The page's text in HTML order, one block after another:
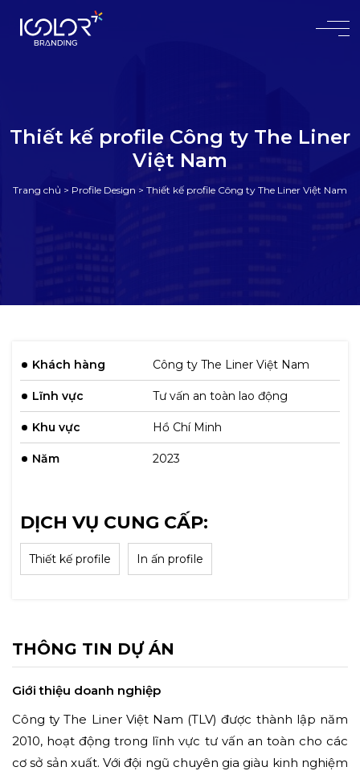
#
Thiết kế profile Công ty The Liner
Việt Nam
Trang chủ > Profile Design > Thiết kế profile Công ty The Liner Việt Nam
Khách hàng Công ty The Liner Việt Nam
Lĩnh vực Tư vấn an toàn lao động
Khu vực Hồ Chí Minh
Năm 2023
DỊCH VỤ CUNG CẤP:
Thiết kế profile In ấn profile
THÔNG TIN DỰ ÁN
Giới thiệu doanh nghiệp
Công ty The Liner Việt Nam (TLV) được thành lập năm
2010, hoạt động trong lĩnh vực tư vấn an toàn cho các
cơ sở sản xuất. Với đội ngũ chuyên gia giàu kinh nghiệm